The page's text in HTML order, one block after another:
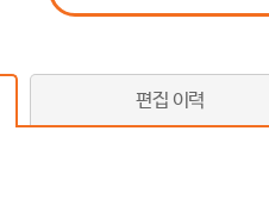
편집 이력